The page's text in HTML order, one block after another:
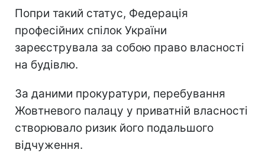
Попри такий статус, Федерація
професійних спілок України
зареєструвала за собою право власності
на будівлю.
За даними прокуратури, перебування
Жовтневого палацу у приватній власності
створювало ризик його подальшого
відчуження.